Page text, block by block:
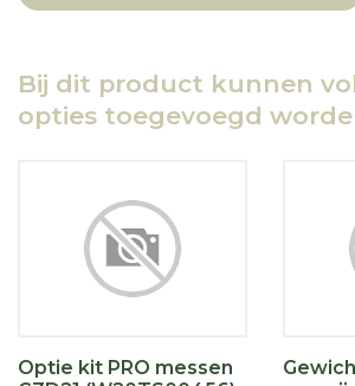
Bij dit product kunnen
opties toegevoegd
Optie kit PRO messen